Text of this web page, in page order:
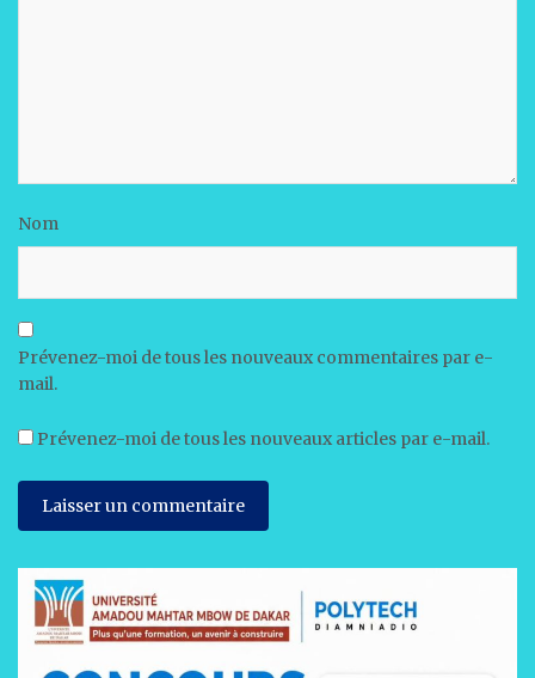
Nom
Prévenez-moi de tous les nouveaux commentaires par e-
mail.
Prévenez-moi de tous les nouveaux articles par e-mail.